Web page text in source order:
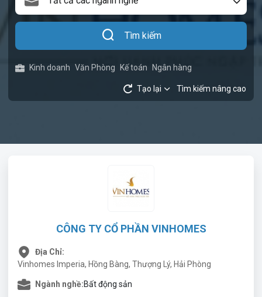
Tìm kiếm
Kinh doanh Văn Phòng Kế toán Ngân hàng
Tạo lại Tìm kiếm nâng cao
CÔNG TY CỔ PHẦN VINHOMES
Địa Chỉ:
Vinhomes Imperia, Hồng Bàng, Thượng Lý, Hải Phòng
Ngành nghề:Bất động sản